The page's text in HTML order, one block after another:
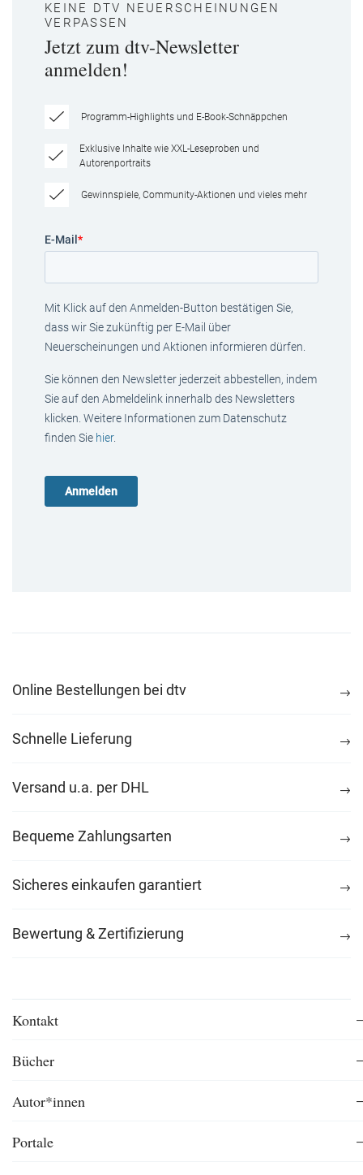
KEINE DTV NEUERSCHEINUNGEN
VERPASSEN
Jetzt zum dtv-Newsletter
anmelden!
Programm-Highlights und E-Book-Schnäppchen
Exklusive Inhalte wie XXL-Leseproben und
Autorenportraits
Gewinnspiele, Community-Aktionen und vieles mehr
E-Mail *
Mit Klick auf den Anmelden-Button bestätigen Sie,
dass wir Sie zukünftig per E-Mail über
Neuerscheinungen und Aktionen informieren dürfen.
Sie können den Newsletter jederzeit abbestellen, indem
Sie auf den Abmeldelink innerhalb des Newsletters
klicken. Weitere Informationen zum Datenschutz
finden Sie hier.
Online Bestellungen bei dtv
Schnelle Lieferung
Versand u.a. per DHL
Bequeme Zahlungsarten
Sicheres einkaufen garantiert
Bewertung & Zertifizierung
Kontakt
Bücher
Autor*innen
Portale